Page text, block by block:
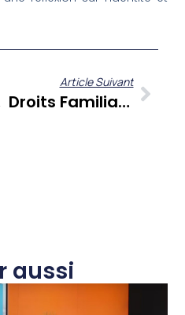
Article Suivant
Droits Familiaux : Des Avocats De Martinique Démystifient Le Droit De Visite Et D’hébergement
aussi